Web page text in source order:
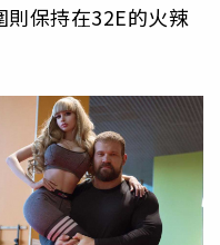
保持在32E的火辣